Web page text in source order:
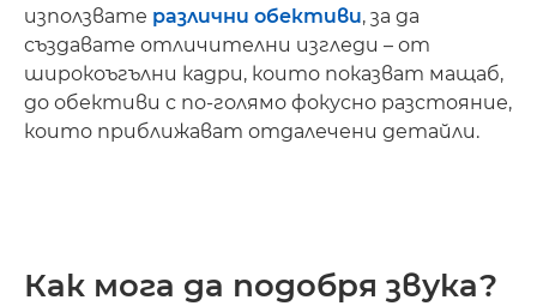
използвате различни обективи, за да
създавате отличителни изгледи – от
широкоъгълни кадри, които показват мащаб,
до обективи с по-голямо фокусно разстояние,
които приближават отдалечени детайли.
Как мога да подобря звука?